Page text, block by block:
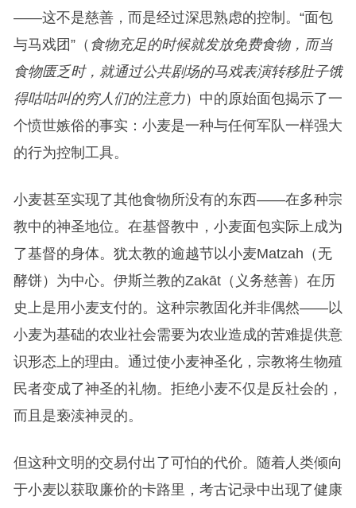
——这不是慈善，而是经过深思熟虑的控制。“面包
与马戏团”（ 食物充足的时候就发放免费食物，而当
食物匮乏时，就通过公共剧场的马戏表演转移肚子饿
得咕咕叫的穷人们的注意力）中的原始面包揭示了一
个愤世嫉俗的事实：小麦是一种与任何军队一样强大
的行为控制工具。
小麦甚至实现了其他食物所没有的东西——在多种宗
教中的神圣地位。在基督教中，小麦面包实际上成为
了基督的身体。犹太教的逾越节以小麦Matzah（无
酵饼）为中心。伊斯兰教的Zakāt（义务慈善）在历
史上是用小麦支付的。这种宗教固化并非偶然——以
小麦为基础的农业社会需要为农业造成的苦难提供意
识形态上的理由。通过使小麦神圣化，宗教将生物殖
民者变成了神圣的礼物。拒绝小麦不仅是反社会的，
而且是亵渎神灵的。
但这种文明的交易付出了可怕的代价。随着人类倾向
于小麦以获取廉价的卡路里，考古记录中出现了健康